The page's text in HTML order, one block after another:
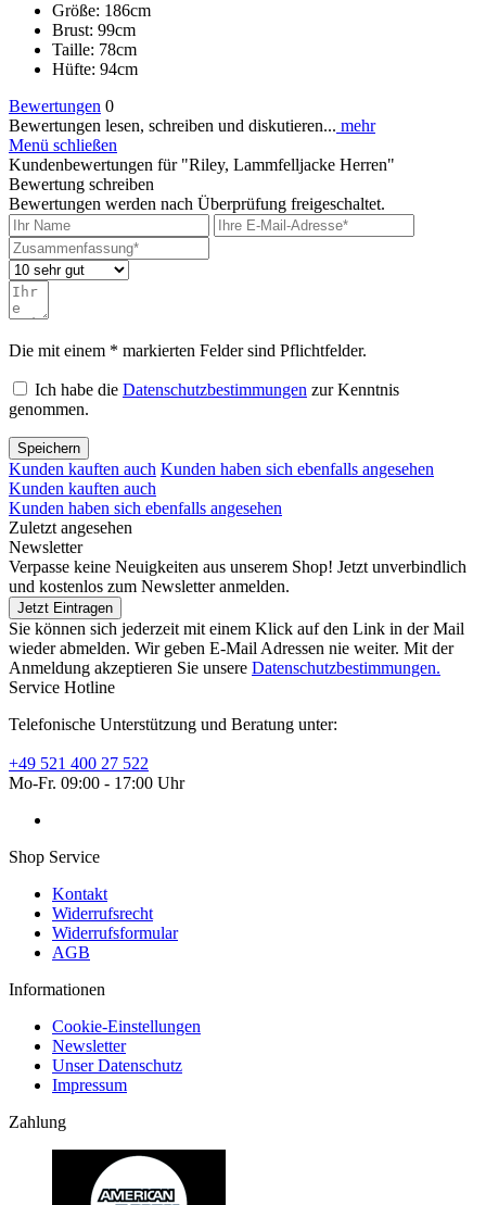
Größe: 186cm
Brust: 99cm
Taille: 78cm
Hüfte: 94cm
Bewertungen 0
Bewertungen lesen, schreiben und diskutieren... mehr
Menü schließen
Kundenbewertungen für "Riley, Lammfelljacke Herren"
Bewertung schreiben
Bewertungen werden nach Überprüfung freigeschaltet.
Die mit einem * markierten Felder sind Pflichtfelder.
Ich habe die Datenschutzbestimmungen zur Kenntnis
genommen.
Speichern
Kunden kauften auch Kunden haben sich ebenfalls angesehen
Kunden kauften auch
Kunden haben sich ebenfalls angesehen
Zuletzt angesehen
Newsletter
Verpasse keine Neuigkeiten aus unserem Shop! Jetzt unverbindlich
und kostenlos zum Newsletter anmelden.
Jetzt Eintragen
Sie können sich jederzeit mit einem Klick auf den Link in der Mail
wieder abmelden. Wir geben E-Mail Adressen nie weiter. Mit der
Anmeldung akzeptieren Sie unsere Datenschutzbestimmungen.
Service Hotline
Telefonische Unterstützung und Beratung unter:
+49 521 400 27 522
Mo-Fr. 09:00 - 17:00 Uhr
Shop Service
Kontakt
Widerrufsrecht
Widerrufsformular
AGB
Informationen
Cookie-Einstellungen
Newsletter
Unser Datenschutz
Impressum
Zahlung